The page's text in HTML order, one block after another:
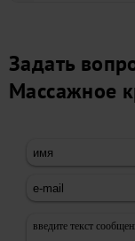
Задать
Массажное